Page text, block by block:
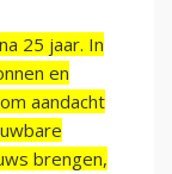
25 jaar. In
en
aandacht
brengen,